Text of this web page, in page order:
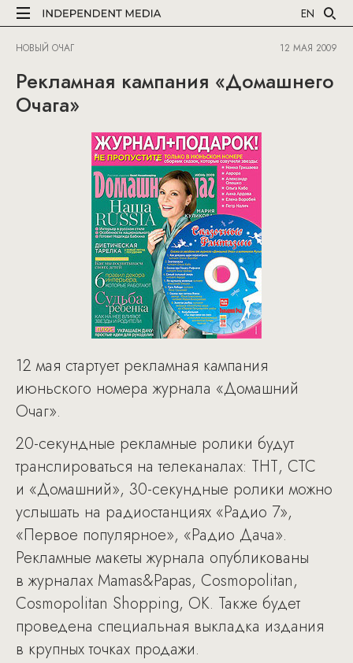
EN
НОВЫЙ ОЧАГ 12 МАЯ 2009
Рекламная кампания «Домашнего
Очага»
12 мая стартует рекламная кампания
июньского номера журнала «Домашний
Очаг».
20-секундные рекламные ролики будут
транслироваться на телеканалах: ТНТ, СТС
и «Домашний», 30-секундные ролики можно
услышать на радиостанциях «Радио 7»,
«Первое популярное», «Радио Дача».
Рекламные макеты журнала опубликованы
в журналах Mamas&Papas, Cosmopolitan,
Cosmopolitan Shopping, OK. Также будет
проведена специальная выкладка издания
в крупных точках продажи.